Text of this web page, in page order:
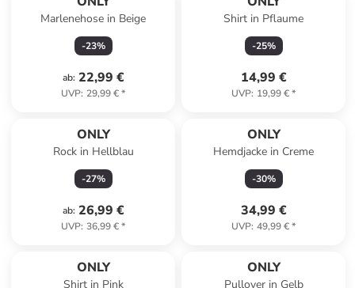
Marlenehose in Beige
-23%
ab: 22,99 €
UVP: 29,99 €*
Shirt in Pflaume
-25%
14,99 €
UVP: 19,99 €*
ONLY
Rock in Hellblau
-27%
ab: 26,99 €
UVP: 36,99 €*
ONLY
Hemdjacke in Creme
-30%
34,99 €
UVP: 49,99 €*
ONLY
Shirt in Pink
ONLY
Pullover in Gelb